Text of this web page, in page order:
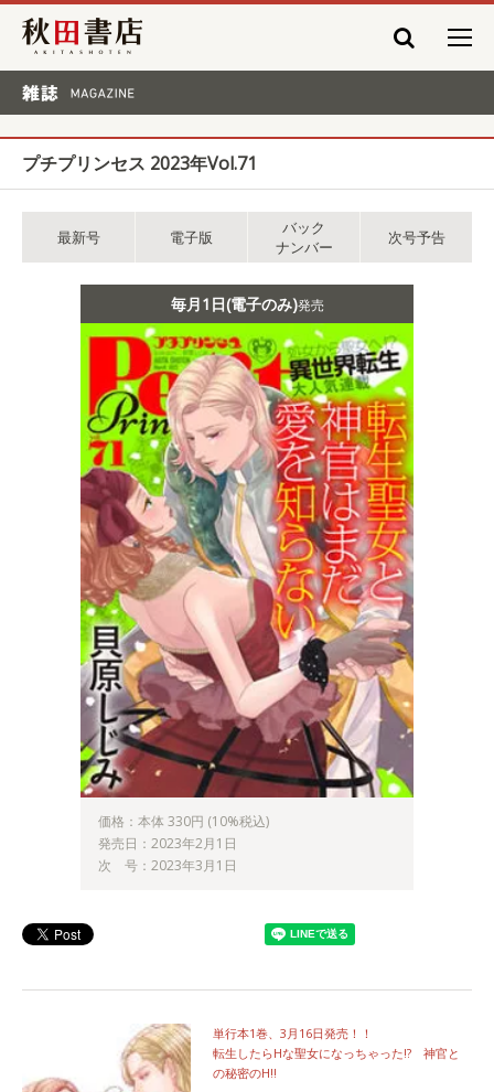
秋田書店
プチプリンセス 2023年Vol.71
最新号 電子版
バック
ナンバー
次号予告
毎月1日(電子のみ)発売
価格：本体 330円 (10%税込)
発売日：2023年2月1日
次 号：2023年3月1日
単行本1巻、3月16日発売！！
転生したらHな聖女になっちゃった!? 神官と
の秘密のH!!